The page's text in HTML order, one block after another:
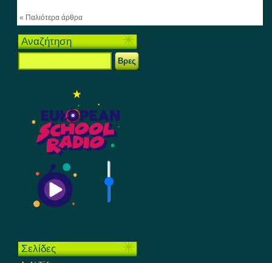
« Παλιότερα άρθρα
Αναζήτηση
Σελίδες